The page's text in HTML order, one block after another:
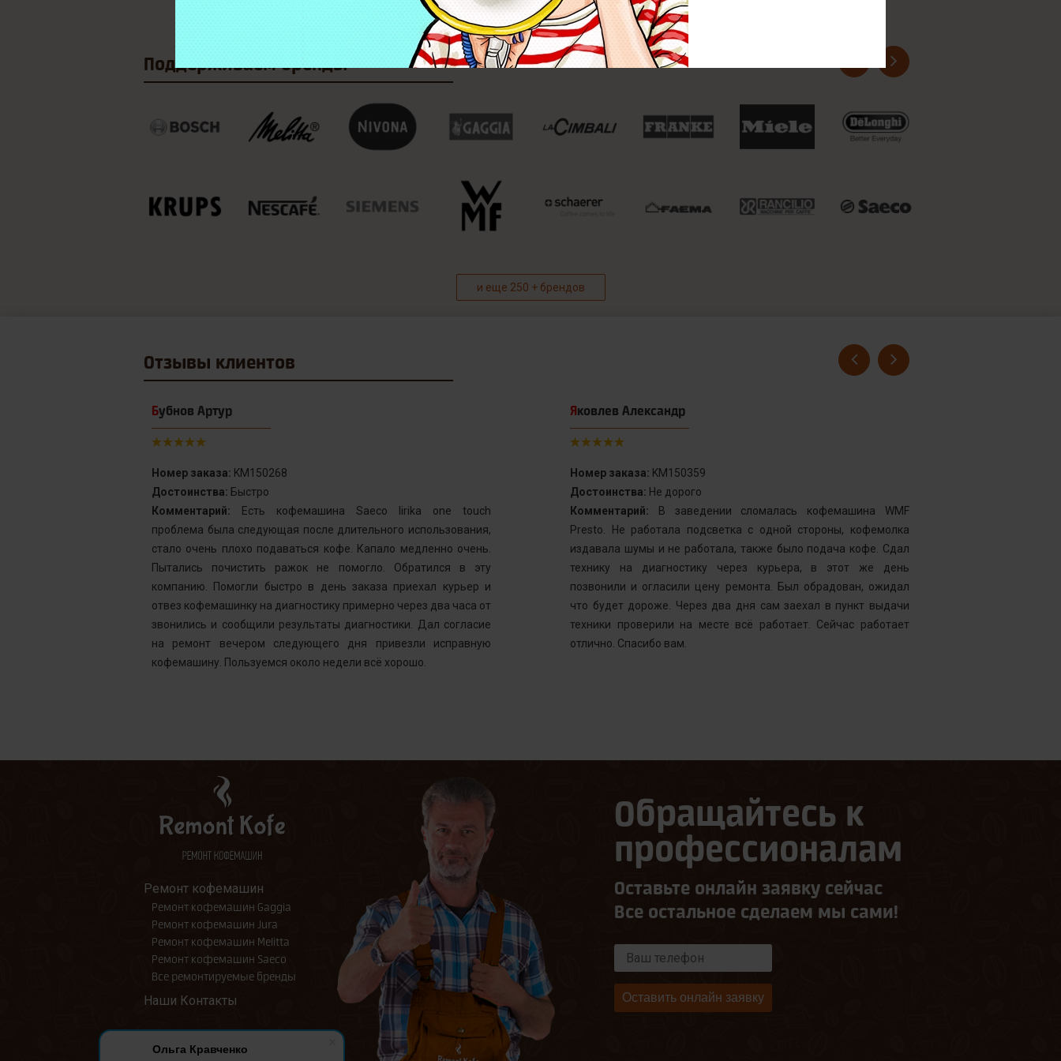
Ольга Кравченко
Поддерживаембренды
и еще 250 + брендов
Отзывы клиентов
Бубнов Артур
Номер заказа: KM150268
Достоинства: Быстро
Комментарий: Есть кофемашина Saeco lirika one touch
проблема была следующая после длительного использования,
стало очень плохо подаваться кофе. Капало медленно очень.
Пытались почистить ражок не помогло. Обратился в эту
компанию. Помогли быстро в день заказа приехал курьер и
отвез кофемашинку на диагностику примерно через два часа от
звонились и сообщили результаты диагностики. Дал согласие
на ремонт вечером следующего дня привезли исправную
кофемашину. Пользуемся около недели всё хорошо.
Яковлев Александр
Номер заказа: KM150359
Достоинства: Не дорого
Комментарий: В заведении сломалась кофемашина WMF
Presto. Не работала подсветка с одной стороны, кофемолка
издавала шумы и не работала, также было подача кофе. Сдал
технику на диагностику через курьера, в этот же день
позвонили и огласили цену ремонта. Был обрадован, ожидал
что будет дороже. Через два дня сам заехал в пункт выдачи
техники проверили на месте всё работает. Сейчас работает
отлично. Спасибо вам.
Обращайтесь к
профессионалам
Оставьте онлайн заявку сейчас
Все остальное сделаем мы сами!
Оставить онлайн заявку
Ремонт кофемашин
Ремонт кофемашин Gaggia
Ремонт кофемашин Jura
Ремонт кофемашин Melitta
Ремонт кофемашин Saeco
Все ремонтируемые бренды
Наши Контакты